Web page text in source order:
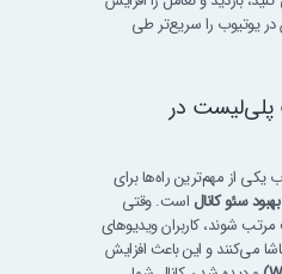
یوتیوب را سریع‌تر طی
در
از مهم‌ترین راه‌ها برای
سئو کانال است. وقتی
شوند، کاربران ویدیوهای
می‌کنند و این باعث افزایش